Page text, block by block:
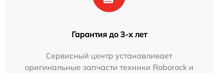
Гарантия до 3-х лет
Сервисный центр устанавливает
оригинальные запчасти техники Roborock и